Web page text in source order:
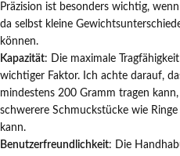
Präzision ist besonders wichtig,
da selbst kleine
können.
Kapazität: Die maximale
wichtiger Faktor. Ich achte darauf,
mindestens 200 Gramm tragen
schwerere Schmuckstücke wie
kann.
Benutzerfreundlichkeit: Die